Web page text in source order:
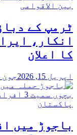
بین الاقوامی
ٹرمپ کے
انکار،
کا اعلان
اپریل 15, 2026 جون 26, 2026
پاکستان
باجوڑ میں